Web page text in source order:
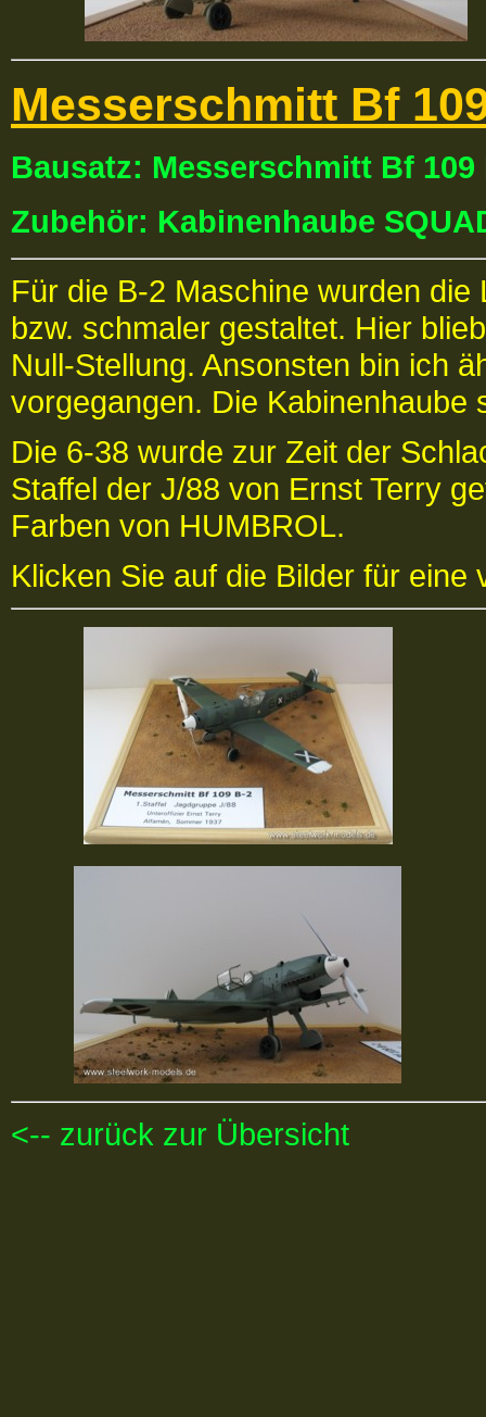
Messerschmitt Bf
Bausatz: Messerschmitt Bf 109
Zubehör: Kabinenhaube
Für die B-2 Maschine wurden
bzw. schmaler gestaltet. Hier
Null-Stellung. Ansonsten bin ich
vorgegangen. Die Kabinenhaube
Die 6-38 wurde zur Zeit der
Staffel der J/88 von Ernst Terry
Farben von HUMBROL.
Klicken Sie auf die Bilder für
<-- zurück zur Übersicht